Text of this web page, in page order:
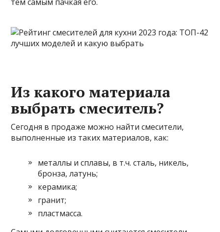
Из какого материала
выбрать смеситель?
Сегодня в продаже можно найти смесители,
выполненные из таких материалов, как:
металлы и сплавы, в т.ч. сталь, никель,
бронза, латунь;
керамика;
гранит;
пластмасса.